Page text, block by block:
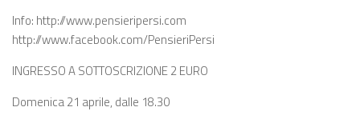
Info: http://www.pensieripersi.com
http://www.facebook.com/PensieriPersi
INGRESSO A SOTTOSCRIZIONE 2 EURO
Domenica 21 aprile, dalle 18.30